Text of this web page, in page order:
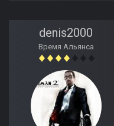
denis2000
Время Альянса